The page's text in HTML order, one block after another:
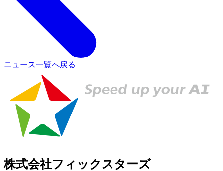
ニュース一覧へ戻る
株式会社フィックスターズ